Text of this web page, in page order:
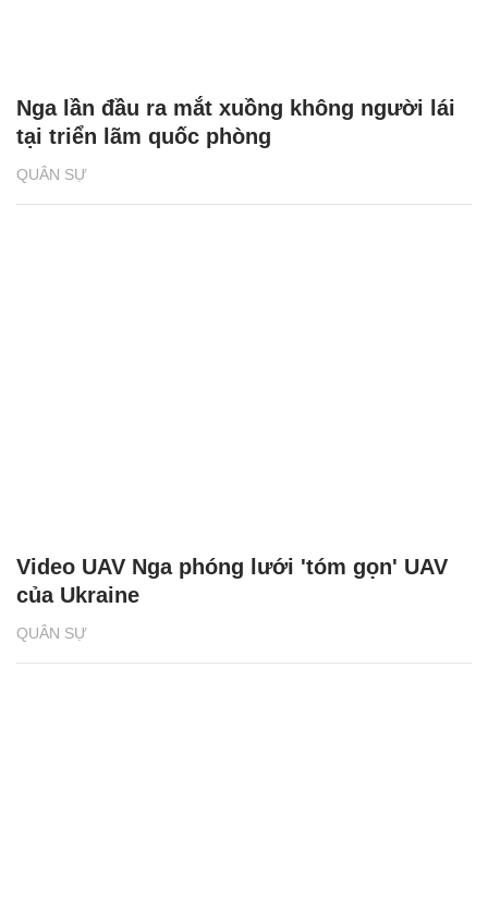
QUÂN SỰ
Nga lần đầu ra mắt xuồng không người lái
tại triển lãm quốc phòng
QUÂN SỰ
Video UAV Nga phóng lưới 'tóm gọn' UAV
của Ukraine